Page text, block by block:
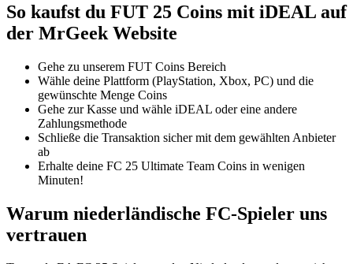
So kaufst du FUT 25 Coins mit iDEAL auf
der MrGeek Website
Gehe zu unserem FUT Coins Bereich
Wähle deine Plattform (PlayStation, Xbox, PC) und die
gewünschte Menge Coins
Gehe zur Kasse und wähle iDEAL oder eine andere
Zahlungsmethode
Schließe die Transaktion sicher mit dem gewählten Anbieter
ab
Erhalte deine FC 25 Ultimate Team Coins in wenigen
Minuten!
Warum niederländische FC-Spieler uns
vertrauen